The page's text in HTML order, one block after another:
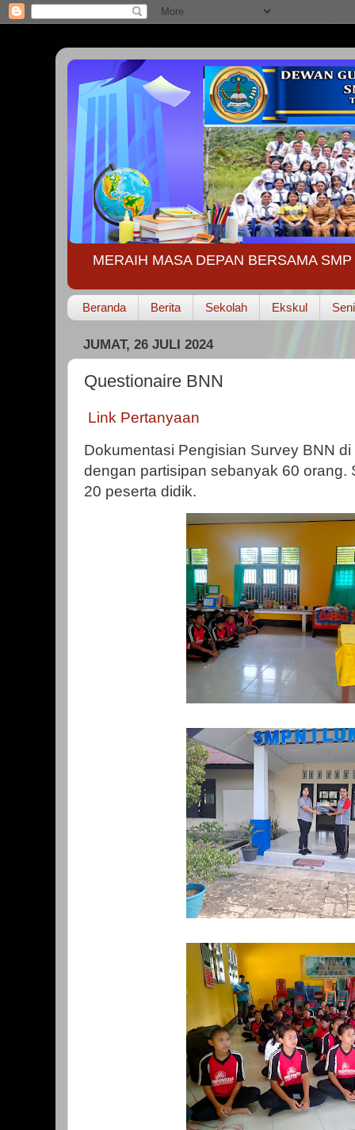
MERAIH MASA DEPAN BERSAMA
Beranda Berita Sekolah Ekskul
JUMAT, 26 JULI 2024
Questionaire BNN
Link Pertanyaan
Dokumentasi Pengisian Survey BNN
dengan partisipan sebanyak 60 orang.
20 peserta didik.